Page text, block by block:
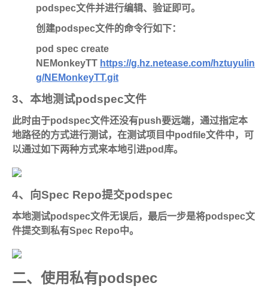
podspec文件并进行编辑、验证即可。
创建podspec文件的命令行如下：
pod spec create
NEMonkeyTT https://g.hz.netease.com/hztuyulin
g/NEMonkeyTT.git
3、本地测试podspec文件
此时由于podspec文件还没有push要远端，通过指定本
地路径的方式进行测试，在测试项目中podfile文件中，可
以通过如下两种方式来本地引进pod库。
4、向Spec Repo提交podspec
本地测试podspec文件无误后，最后一步是将podspec文
件提交到私有Spec Repo中。
二、使用私有podspec